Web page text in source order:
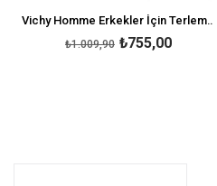
Vichy Homme Erkekler İçin Terleme Karşıtı Deodorant 50 ml
₺755,00
₺1.009,90